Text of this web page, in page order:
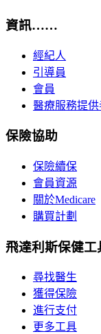
資訊……
經紀人
引導員
會員
醫療服務提供
保險協助
保險續保
會員資源
關於Medicare
購買計劃
飛達利斯保健工
尋找醫生
獲得保險
進行支付
更多工具